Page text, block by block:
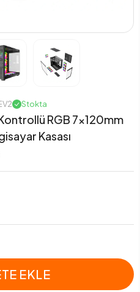
Stokta
RGB 7x120mm
Kasası
EKLE